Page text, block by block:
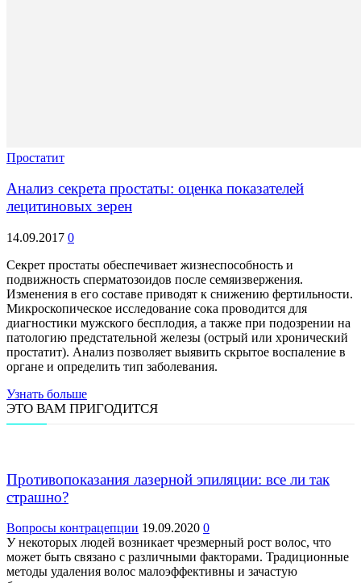
Простатит
Анализ секрета простаты: оценка показателей
лецитиновых зерен
14.09.2017 0
Секрет простаты обеспечивает жизнеспособность и
подвижность сперматозоидов после семяизвержения.
Изменения в его составе приводят к снижению фертильности.
Микроскопическое исследование сока проводится для
диагностики мужского бесплодия, а также при подозрении на
патологию предстательной железы (острый или хронический
простатит). Анализ позволяет выявить скрытое воспаление в
органе и определить тип заболевания.
Узнать больше
ЭТО ВАМ ПРИГОДИТСЯ
Противопоказания лазерной эпиляции: все ли так
страшно?
Вопросы контрацепции 19.09.2020 0
У некоторых людей возникает чрезмерный рост волос, что
может быть связано с различными факторами. Традиционные
методы удаления волос малоэффективны и зачастую